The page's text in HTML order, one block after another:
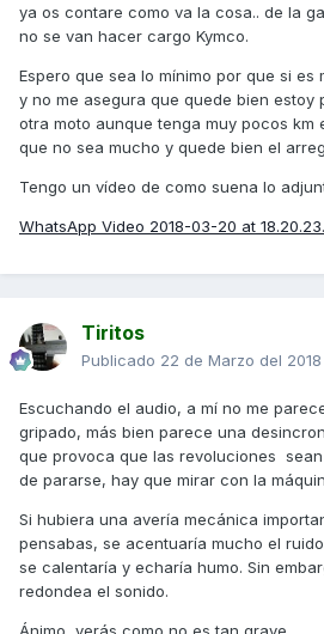
ya os contare como va la cosa.. de la
no se van hacer cargo Kymco.
Espero que sea lo mínimo por que si es
y no me asegura que quede bien estoy
otra moto aunque tenga muy pocos km
que no sea mucho y quede bien el
Tengo un vídeo de como suena lo
WhatsApp Video 2018-03-20 at
Tiritos
Publicado 22 de Marzo del 2018
Escuchando el audio, a mí no me
gripado, más bien parece una
que provoca que las revoluciones
de pararse, hay que mirar con la
Si hubiera una avería mecánica
pensabas, se acentuaría mucho el
se calentaría y echaría humo. Sin
redondea el sonido.